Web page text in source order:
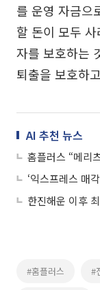
를 운영 자금으
할 돈이 모두
자를 보호하는
퇴출을 보호하
AI 추천 뉴스
#홈플러스 #